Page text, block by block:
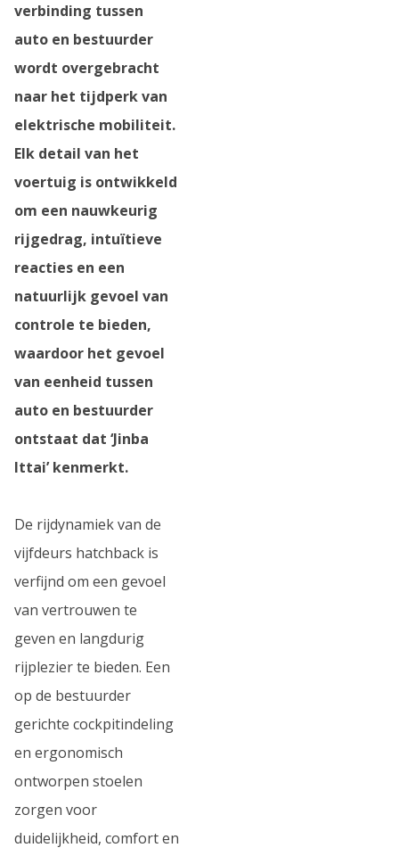
verbinding tussen
auto en bestuurder
wordt overgebracht
naar het tijdperk van
elektrische mobiliteit.
Elk detail van het
voertuig is ontwikkeld
om een nauwkeurig
rijgedrag, intuïtieve
reacties en een
natuurlijk gevoel van
controle te bieden,
waardoor het gevoel
van eenheid tussen
auto en bestuurder
ontstaat dat ‘Jinba
Ittai’ kenmerkt.
De rijdynamiek van de
vijfdeurs hatchback is
verfijnd om een gevoel
van vertrouwen te
geven en langdurig
rijplezier te bieden. Een
op de bestuurder
gerichte cockpitindeling
en ergonomisch
ontworpen stoelen
zorgen voor
duidelijkheid, comfort en